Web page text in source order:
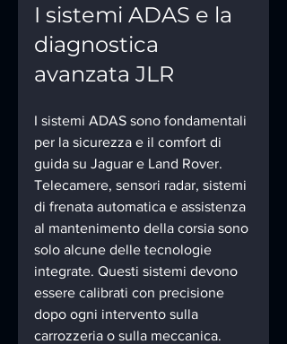
I sistemi ADAS e la
diagnostica
avanzata JLR
I sistemi ADAS sono fondamentali
per la sicurezza e il comfort di
guida su Jaguar e Land Rover.
Telecamere, sensori radar, sistemi
di frenata automatica e assistenza
al mantenimento della corsia sono
solo alcune delle tecnologie
integrate. Questi sistemi devono
essere calibrati con precisione
dopo ogni intervento sulla
carrozzeria o sulla meccanica.